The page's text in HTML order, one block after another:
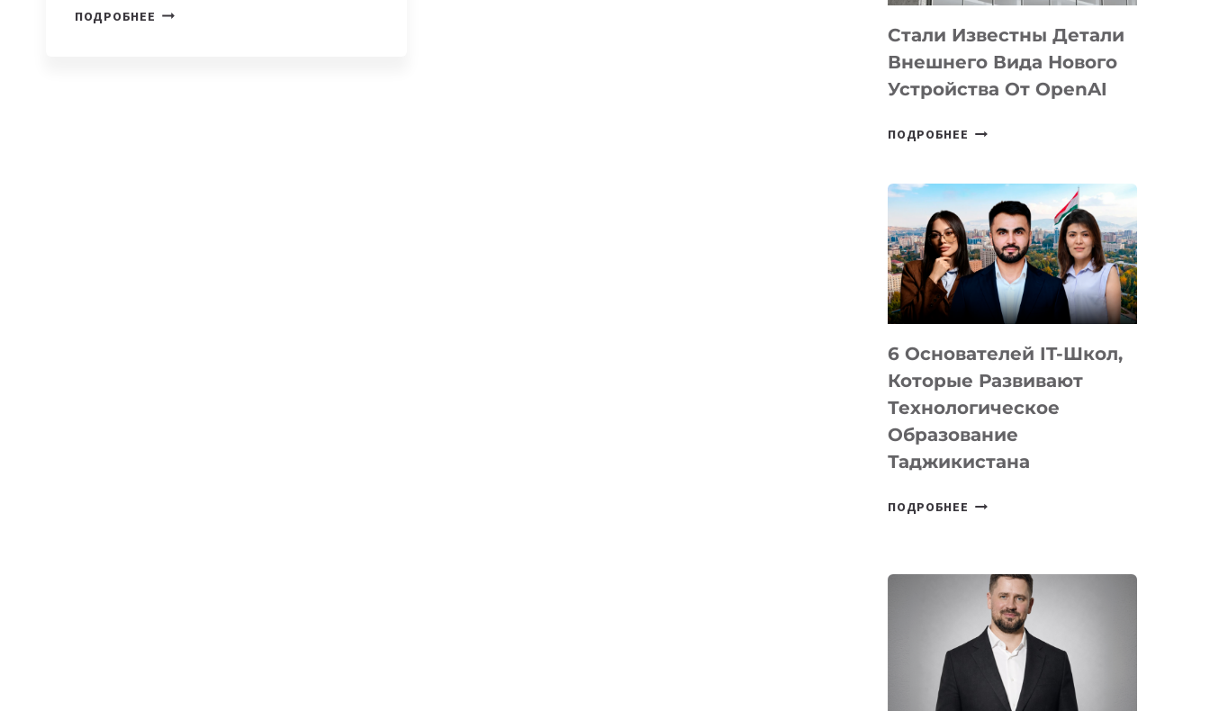
ПОДРОБНЕЕ IRBISGPT.
Стали Известны Детали
Внешнего Вида Нового
Устройства От OpenAI
ПОДРОБНЕЕ СТАЛИ
ВНЕШНЕГО
ВИДА
НОВОГО
УСТРОЙСТВА
OPENAI
6 Основателей IT-Школ,
Которые Развивают
Технологическое
Образование
Таджикистана
ПОДРОБНЕЕ
КОТОРЫЕ
РАЗВИВАЮТ
ТЕХНОЛОГИЧЕСКОЕ
ОБРАЗОВАНИЕ
ТАДЖИКИСТАНА